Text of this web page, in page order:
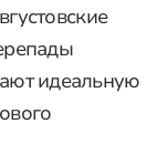
идеальную